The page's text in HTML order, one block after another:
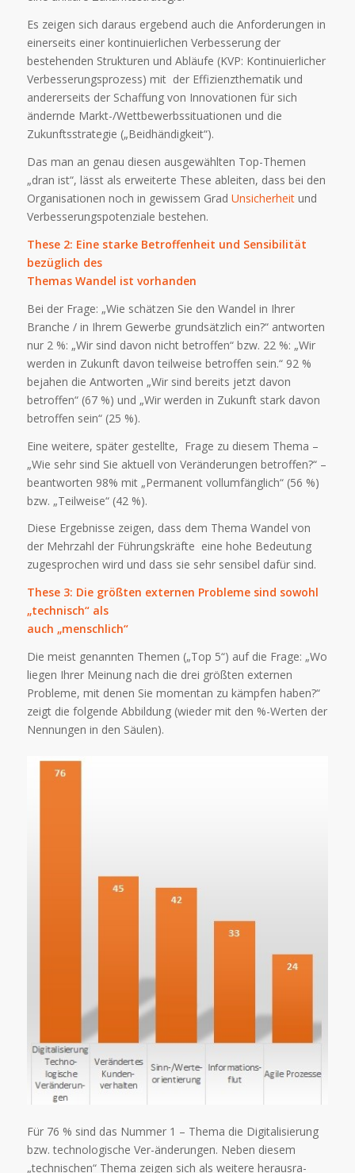
Es zeigen sich daraus ergebend auch die Anforderungen in
einerseits einer kontinuierlichen Verbesserung der
bestehenden Strukturen und Abläufe (KVP: Kontinuierlicher
Verbesserungsprozess) mit der Effizienzthematik und
andererseits der Schaffung von Innovationen für sich
ändernde Markt-/Wettbewerbssituationen und die
Zukunftsstrategie („Beidhändigkeit“).
Das man an genau diesen ausgewählten Top-Themen
„dran ist“, lässt als erweiterte These ableiten, dass bei den
Organisationen noch in gewissem Grad Unsicherheitund
Verbesserungspotenziale bestehen.
These 2: Eine starke Betroffenheit und Sensibilität
bezüglich des
Themas Wandel ist vorhanden
Bei der Frage: „Wie schätzen Sie den Wandel in Ihrer
Branche / in Ihrem Gewerbe grundsätzlich ein?“ antworten
nur 2 %: „Wir sind davon nicht betroffen“ bzw. 22 %: „Wir
werden in Zukunft davon teilweise betroffen sein.“ 92 %
bejahen die Antworten „Wir sind bereits jetzt davon
betroffen“ (67 %) und „Wir werden in Zukunft stark davon
betroffen sein“ (25 %).
Eine weitere, später gestellte, Frage zu diesem Thema –
„Wie sehr sind Sie aktuell von Veränderungen betroffen?“ –
beantworten 98% mit „Permanent vollumfänglich“ (56 %)
bzw. „Teilweise“ (42 %).
Diese Ergebnisse zeigen, dass dem Thema Wandel von
der Mehrzahl der Führungskräfte eine hohe Bedeutung
zugesprochen wird und dass sie sehr sensibel dafür sind.
These 3: Die größten externen Probleme sind sowohl
„technisch“ als
auch „menschlich“
Die meist genannten Themen („Top 5“) auf die Frage: „Wo
liegen Ihrer Meinung nach die drei größten externen
Probleme, mit denen Sie momentan zu kämpfen haben?“
zeigt die folgende Abbildung (wieder mit den %-Werten der
Nennungen in den Säulen).
Für 76 % sind das Nummer 1 – Thema die Digitalisierung
bzw. technologische Ver-änderungen. Neben diesem
„technischen“ Thema zeigen sich als weitere herausra-